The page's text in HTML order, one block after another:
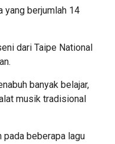
yang berjumlah 14
dari Taipe National
banyak belajar,
musik tradisional
pada beberapa lagu